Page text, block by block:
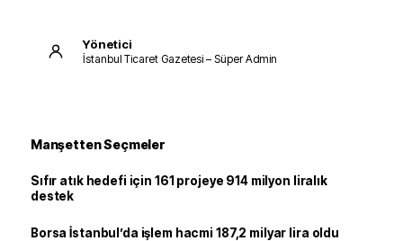
Yönetici
İstanbul Ticaret Gazetesi – Süper Admin
Manşetten Seçmeler
Sıfır atık hedefi için 161 projeye 914 milyon liralık
destek
Borsa İstanbul’da işlem hacmi 187,2 milyar lira oldu